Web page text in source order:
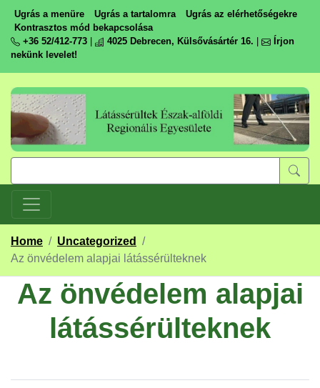
Ugrás a menüre Ugrás a tartalomra
Ugrás az elérhetőségekre
Kontrasztos mód bekapcsolása
+36 52/412-773
4025 Debrecen, Külsővásártér 16.
Írjon
nekünk levelet!
Home / Uncategorized
/
Az önvédelem alapjai látássérülteknek
Az önvédelem alapjai
látássérülteknek